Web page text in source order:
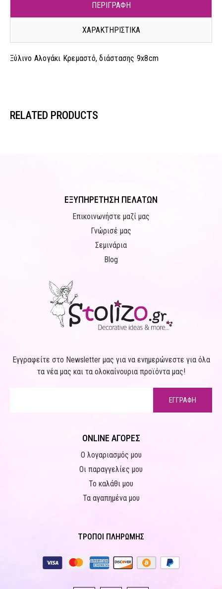
ΠΕΡΙΓΡΑΦΗ
ΧΑΡΑΚΤΗΡΙΣΤΙΚΑ
Ξύλινο Αλογάκι Κρεμαστό, διάστασης 9x8cm
RELATED PRODUCTS
ΕΞΥΠΗΡΕΤΗΣΗ ΠΕΛΑΤΩΝ
Επικοινωνήστε μαζί μας
Γνώρισέ μας
Σεμινάρια
Blog
Εγγραφείτε στο Newsletter μας για να ενημερώνεστε για όλα
τα νέα μας και τα ολοκαίνουρια προϊόντα μας!
ΕΓΓΡΑΦΗ
ONLINE ΑΓΟΡΕΣ
Ο λογαριασμός μου
Οι παραγγελίες μου
Το καλάθι μου
Τα αγαπημένα μου
ΤΡΟΠΟΙ ΠΛΗΡΩΜΗΣ